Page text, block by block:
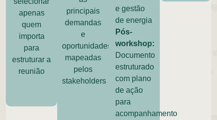
apenas
quem
importa
para
estruturar a
reunião
principais
demandas
e
oportunidades
mapeadas
pelos
stakeholders
e gestão
de energia
Pós-
workshop:
Documento
estruturado
com plano
de ação
para
acompanhamento